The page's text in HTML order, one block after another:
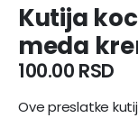
Kutija
meda
100.00 RSD
Ove preslatke